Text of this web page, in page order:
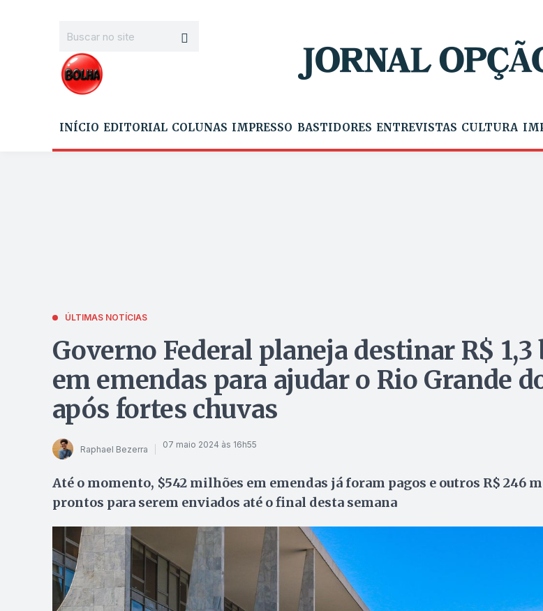
INÍCIO EDITORIAL COLUNAS IMPRESSO BASTIDORES ENTREVISTAS CULTURA
ÚLTIMAS NOTÍCIAS
Governo Federal planeja destinar R$
em emendas para ajudar o Rio Grande
após fortes chuvas
Raphael Bezerra 07 maio 2024 às 16h55
Até o momento, $542 milhões em emendas já foram pagos e outros R$ 246
prontos para serem enviados até o final desta semana